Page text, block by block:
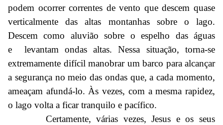
podem ocorrer correntes de vento que descem quase
verticalmente das altas montanhas sobre o lago.
Descem como aluvião sobre o espelho das águas
e levantam ondas altas. Nessa situação, torna-se
extremamente difícil manobrar um barco para alcançar
a segurança no meio das ondas que, a cada momento,
ameaçam afundá-lo. Às vezes, com a mesma rapidez,
o lago volta a ficar tranquilo e pacífico.
Certamente, várias vezes, Jesus e os seus